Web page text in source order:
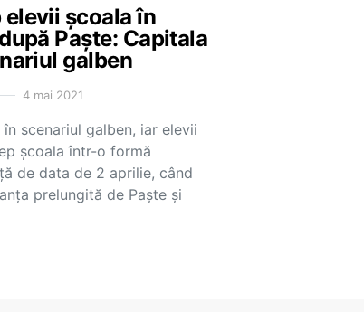
elevii școala în
Paște: Capitala
galben
4 mai 2021
scenariul galben, iar elevii
școala într-o formă
de data de 2 aprilie, când
prelungită de Paște și